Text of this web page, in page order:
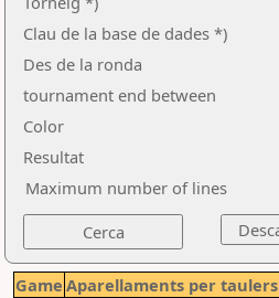
Clau de la base de dades *)
Des de la ronda
tournament end between
Color
Resultat
Maximum number of lines
Game Aparellaments per taulers